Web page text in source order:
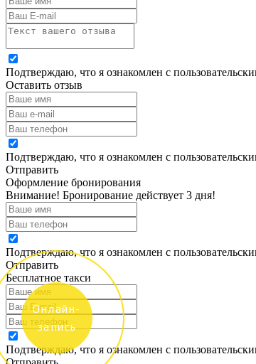
Подтверждаю, что я ознакомлен с
Оставить отзыв
Подтверждаю, что я ознакомлен с
Отправить
Оформление бронирования
Внимание! Бронирование действует 3 дня!
Подтверждаю, что я ознакомлен с
Отправить
Бесплатное такси
Подтверждаю, что я ознакомлен с
Онлайн-
запись